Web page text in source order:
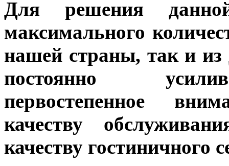
Для решения
максимального
нашей страны, так и из
постоянно
первостепенное
качеству
качеству гостиничного